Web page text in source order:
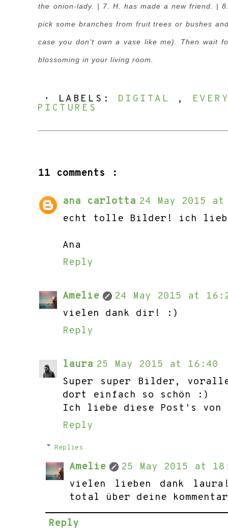
the onion-lady. | 7. H. has made a new friend. |
pick some branches from fruit trees or bushes
case you don't own a vase like me). Then wait
blossoming in your living room.
⋅ LABELS: DIGITAL ,
PICTURES
11 comments :
ana carlotta 24 May 2015
echt tolle Bilder! ich
Ana
Reply
Amelie
24 May 2015 at
vielen dank dir! :)
Reply
laura 25 May 2015 at 16:40
Super super Bilder,
dort einfach so schön :)
Ich liebe diese Post's von
Reply
Replies
Amelie
25 May 2015 at
vielen lieben dank
total über deine
Reply